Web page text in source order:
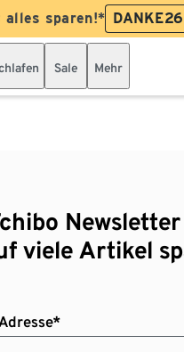
alles sparen!* DANKE26
Sale Mehr
viele Artikel